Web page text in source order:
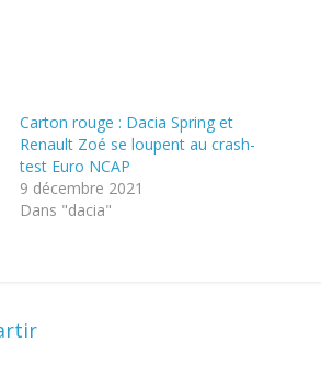
Carton rouge : Dacia Spring et
Renault Zoé se loupent au crash-
test Euro NCAP
9 décembre 2021
Dans "dacia"